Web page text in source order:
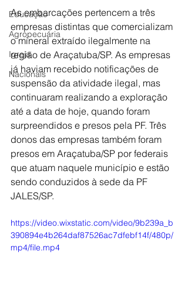
Educação
Agropecuária
Igreja
Nacionais
As embarcações pertencem a três
empresas distintas que comercializam
o mineral extraído ilegalmente na
região de Araçatuba/SP. As empresas
já haviam recebido notificações de
suspensão da atividade ilegal, mas
continuaram realizando a exploração
até a data de hoje, quando foram
surpreendidos e presos pela PF. Três
donos das empresas também foram
presos em Araçatuba/SP por federais
que atuam naquele município e estão
sendo conduzidos à sede da PF
JALES/SP.
https://video.wixstatic.com/video/9b239a_b
390894e4b264daf87526ac7dfebf14f/480p/
mp4/file.mp4